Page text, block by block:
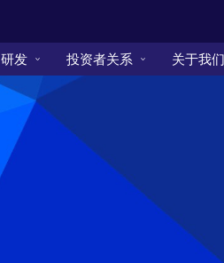
研发 投资者关系 关于我们